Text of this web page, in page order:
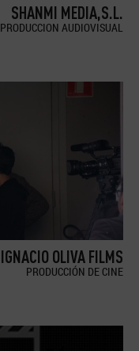
SHANMI MEDIA,S.L.
PRODUCCION AUDIOVISUAL
IGNACIO OLIVA FILMS
PRODUCCIÓN DE CINE